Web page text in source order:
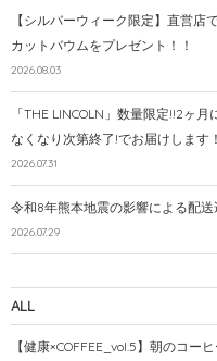
【シルバーウィーク限定】直営店
カットバウムをプレゼント！！
2026.08.03
「THE LINCOLN」数量限定!!2ヶ
なくなり次第終了!でお届けします！
2026.07.31
令和8年熊本地震の影響による配送
2026.07.29
ALL
【健康×COFFEE_vol.5】朝のコ